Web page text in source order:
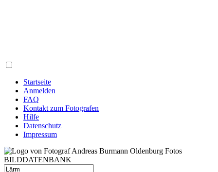
Startseite
Anmelden
FAQ
Kontakt zum Fotografen
Hilfe
Datenschutz
Impressum